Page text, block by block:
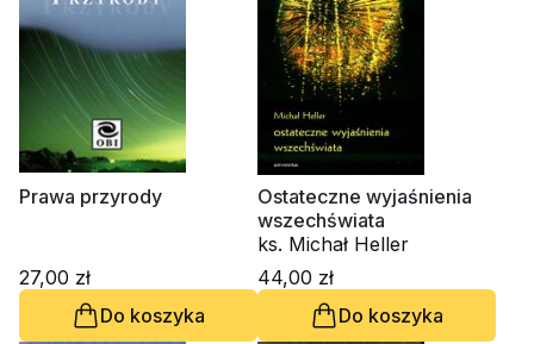
Prawa przyrody
27,00 zł
Do koszyka
Ostateczne wyjaśnienia
wszechświata
ks. Michał Heller
44,00 zł
Do koszyka